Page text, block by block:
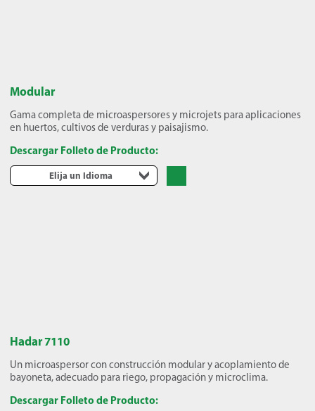
Modular
Gama completa de microaspersores y microjets para aplicaciones
en huertos, cultivos de verduras y paisajismo.
Descargar Folleto de Producto:
Elija un Idioma
Hadar 7110
Un microaspersor con construcción modular y acoplamiento de
bayoneta, adecuado para riego, propagación y microclima.
Descargar Folleto de Producto: